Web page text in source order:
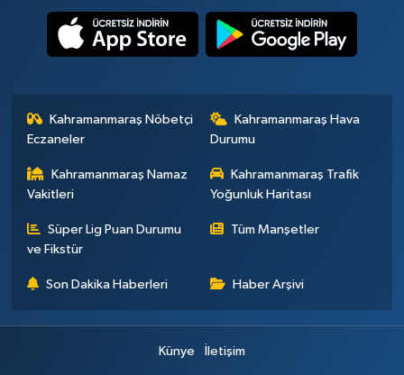
Kahramanmaraş Nöbetçi
Eczaneler
Kahramanmaraş Hava
Durumu
Kahramanmaraş Namaz
Vakitleri
Kahramanmaraş Trafik
Yoğunluk Haritası
Süper Lig Puan Durumu
ve Fikstür
Tüm Manşetler
Son Dakika Haberleri Haber Arşivi
Künye İletişim